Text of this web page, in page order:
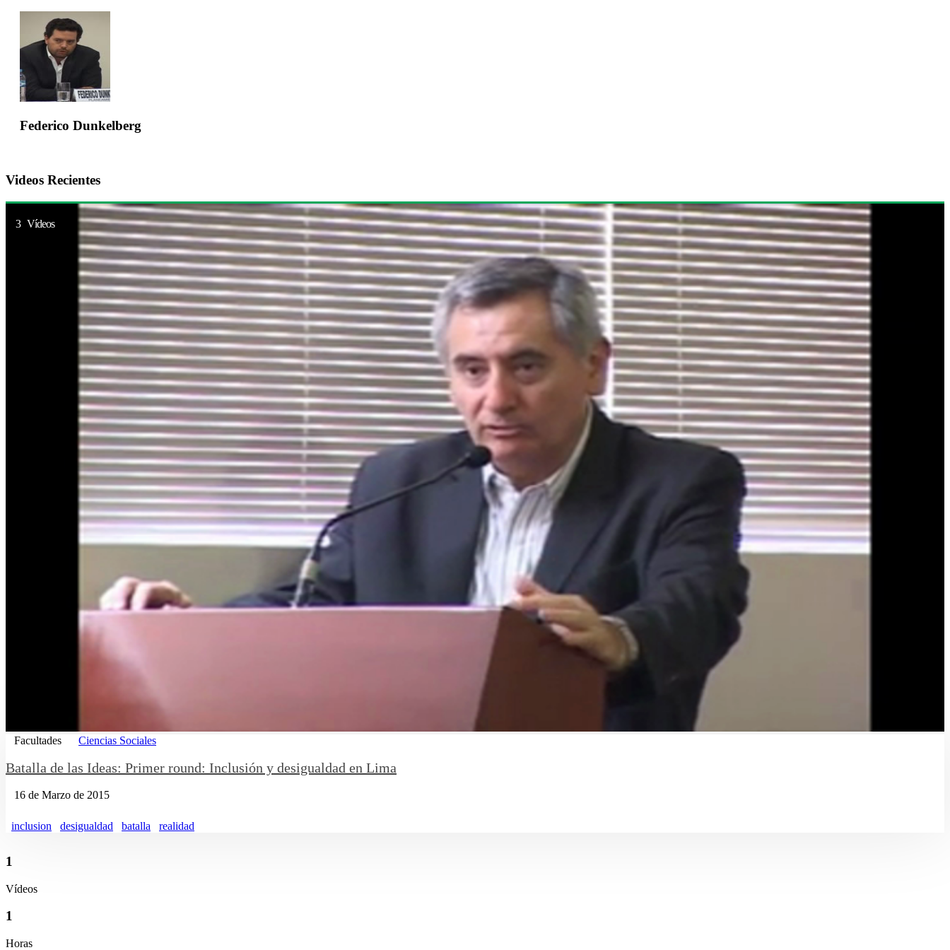
Federico Dunkelberg
Videos Recientes
3 Vídeos
Facultades Ciencias Sociales
Batalla de las Ideas: Primer round: Inclusión y desigualdad en Lima
16 de Marzo de 2015
inclusion desigualdad batalla realidad
1
Vídeos
1
Horas